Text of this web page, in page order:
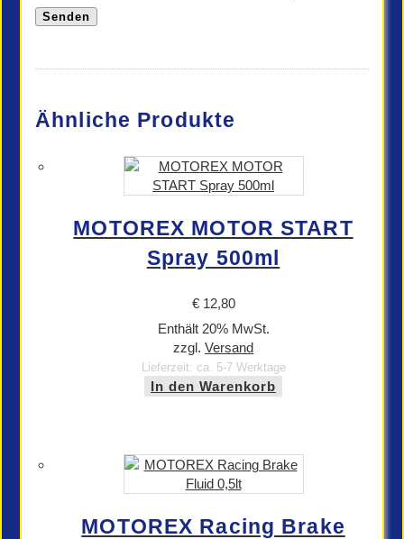
Ähnliche Produkte
MOTOREX MOTOR START
Spray 500ml
€12,80
Enthält 20% MwSt.
zzgl. Versand
Lieferzeit: ca. 5-7 Werktage
In den Warenkorb
MOTOREX Racing Brake